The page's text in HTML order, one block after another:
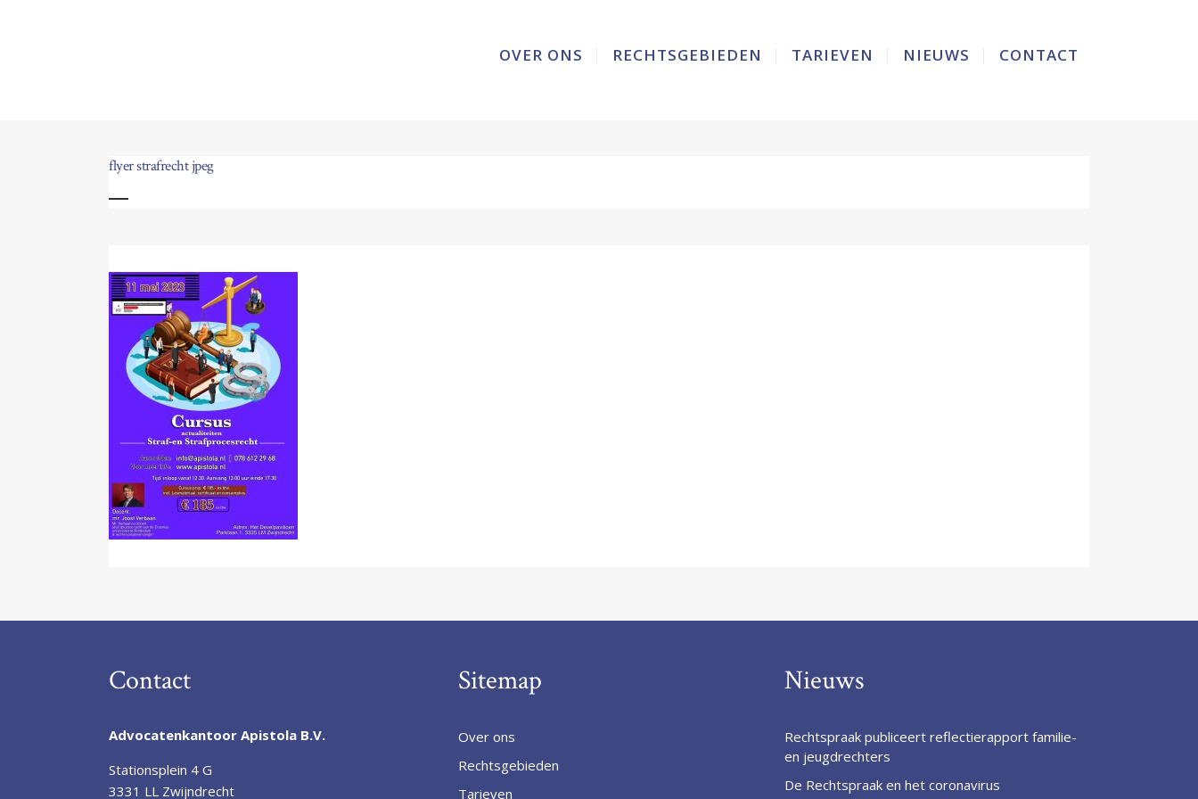
OVER ONS RECHTSGEBIEDEN TARIEVEN NIEUWS CONTACT
flyer strafrecht jpeg
Contact
Advocatenkantoor Apistola B.V.
Stationsplein 4 G
3331 LL Zwijndrecht
Sitemap
Over ons
Rechtsgebieden
Tarieven
Nieuws
Rechtspraak publiceert reflectierapport familie-
en jeugdrechters
De Rechtspraak en het coronavirus